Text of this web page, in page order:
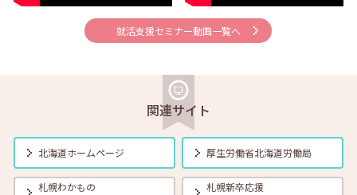
【オンライン】4月23日（木）就職活動のススメ方 14:00～14:30
【釧路・対面】4月24日（金）就勝塾 応募書類の書き方 13:30～14:30
在職者
【函館・対面】4月27日（月）就勝塾 自己分析・自分を振り返ってみ
よう！ 13:30～14:30
就活支援セミナー動画一覧へ
関連サイト
北海道ホームページ 厚生労働省北海道労働局
札幌わかもの
札幌新卒応援